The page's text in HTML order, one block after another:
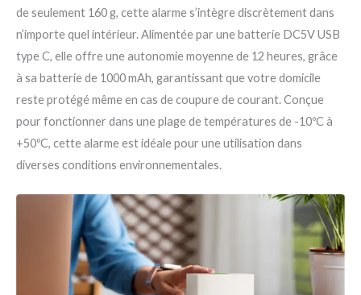
de seulement 160 g, cette alarme s’intègre discrètement dans
n’importe quel intérieur. Alimentée par une batterie DC5V USB
type C, elle offre une autonomie moyenne de 12 heures, grâce
à sa batterie de 1000 mAh, garantissant que votre domicile
reste protégé même en cas de coupure de courant. Conçue
pour fonctionner dans une plage de températures de -10ºC à
+50ºC, cette alarme est idéale pour une utilisation dans
diverses conditions environnementales.